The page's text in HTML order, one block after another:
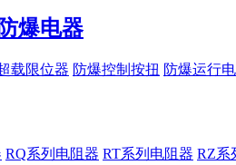
防爆电器
载限位器 防爆控制按扭 防爆运行
RQ系列电阻器 RT系列电阻器 RZ系